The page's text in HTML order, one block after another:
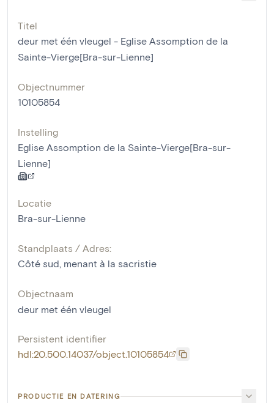
Titel
deur met één vleugel - Eglise Assomption de la
Sainte-Vierge[Bra-sur-Lienne]
Objectnummer
10105854
Instelling
Eglise Assomption de la Sainte-Vierge[Bra-sur-
Lienne]
Locatie
Bra-sur-Lienne
Standplaats / Adres:
Côté sud, menant à la sacristie
Objectnaam
deur met één vleugel
Persistent identifier
hdl:20.500.14037/object.10105854
PRODUCTIE EN DATERING